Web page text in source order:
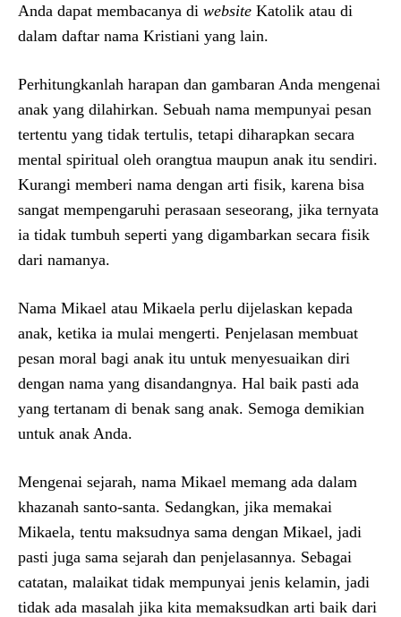
Anda dapat membacanya di website Katolik atau di
dalam daftar nama Kristiani yang lain.
Perhitungkanlah harapan dan gambaran Anda mengenai
anak yang dilahirkan. Sebuah nama mempunyai pesan
tertentu yang tidak tertulis, tetapi diharapkan secara
mental spiritual oleh orangtua maupun anak itu sendiri.
Kurangi memberi nama dengan arti fisik, karena bisa
sangat mempengaruhi perasaan seseorang, jika ternyata
ia tidak tumbuh seperti yang digambarkan secara fisik
dari namanya.
Nama Mikael atau Mikaela perlu dijelaskan kepada
anak, ketika ia mulai mengerti. Penjelasan membuat
pesan moral bagi anak itu untuk menyesuaikan diri
dengan nama yang disandangnya. Hal baik pasti ada
yang tertanam di benak sang anak. Semoga demikian
untuk anak Anda.
Mengenai sejarah, nama Mikael memang ada dalam
khazanah santo-santa. Sedangkan, jika memakai
Mikaela, tentu maksudnya sama dengan Mikael, jadi
pasti juga sama sejarah dan penjelasannya. Sebagai
catatan, malaikat tidak mempunyai jenis kelamin, jadi
tidak ada masalah jika kita memaksudkan arti baik dari